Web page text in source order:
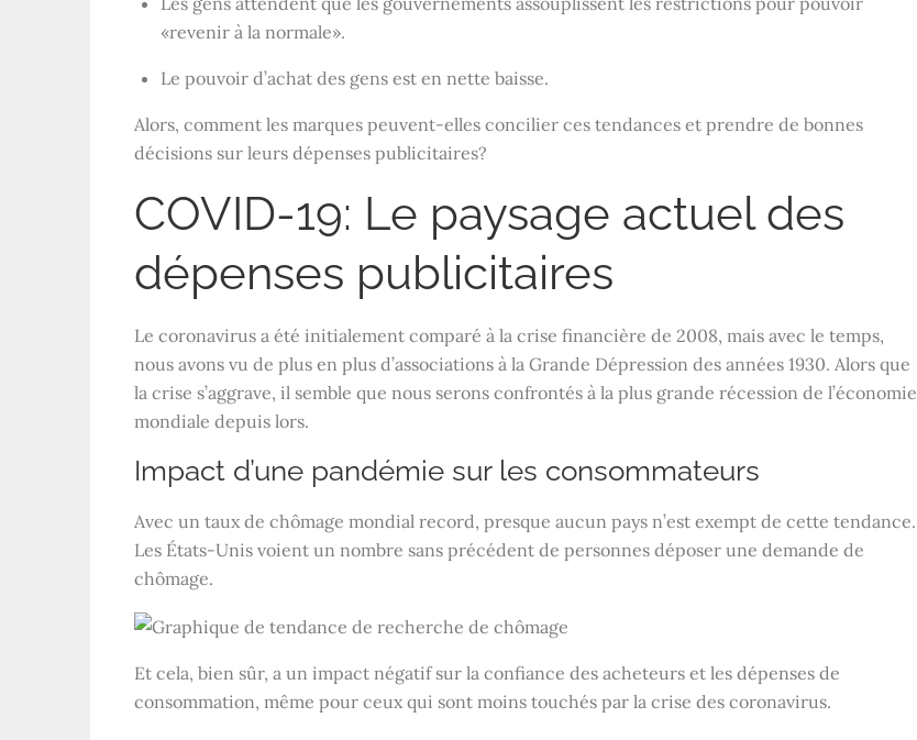
«revenir à la normale».
Le pouvoir d’achat des gens est en nette baisse.
Alors, comment les marques peuvent-elles concilier ces tendances et prendre de bonnes
décisions sur leurs dépenses publicitaires?
COVID-19: Le paysage actuel des
dépenses publicitaires
Le coronavirus a été initialement comparé à la crise financière de 2008, mais avec le temps,
nous avons vu de plus en plus d’associations à la Grande Dépression des années 1930. Alors que
la crise s’aggrave, il semble que nous serons confrontés à la plus grande récession de l’économie
mondiale depuis lors.
Impact d’une pandémie sur les consommateurs
Avec un taux de chômage mondial record, presque aucun pays n’est exempt de cette tendance.
Les États-Unis voient un nombre sans précédent de personnes déposer une demande de
chômage.
Et cela, bien sûr, a un impact négatif sur la confiance des acheteurs et les dépenses de
consommation, même pour ceux qui sont moins touchés par la crise des coronavirus.